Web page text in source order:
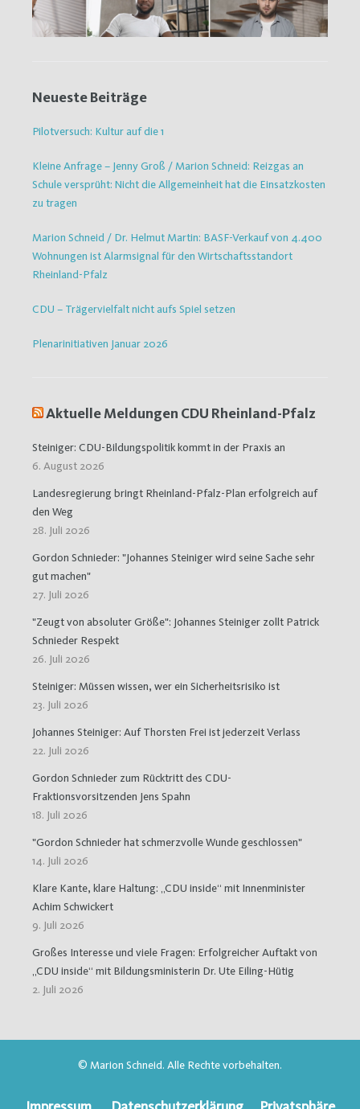
Neueste Beiträge
Pilotversuch: Kultur auf die 1
Kleine Anfrage – Jenny Groß / Marion Schneid: Reizgas an
Schule versprüht: Nicht die Allgemeinheit hat die Einsatzkosten
zu tragen
Marion Schneid / Dr. Helmut Martin: BASF-Verkauf von 4.400
Wohnungen ist Alarmsignal für den Wirtschaftsstandort
Rheinland-Pfalz
CDU – Trägervielfalt nicht aufs Spiel setzen
Plenarinitiativen Januar 2026
Aktuelle Meldungen CDU Rheinland-Pfalz
Steiniger: CDU-Bildungspolitik kommt in der Praxis an
6. August 2026
Landesregierung bringt Rheinland-Pfalz-Plan erfolgreich auf
den Weg
28. Juli 2026
Gordon Schnieder: "Johannes Steiniger wird seine Sache sehr
gut machen"
27. Juli 2026
"Zeugt von absoluter Größe": Johannes Steiniger zollt Patrick
Schnieder Respekt
26. Juli 2026
Steiniger: Müssen wissen, wer ein Sicherheitsrisiko ist
23. Juli 2026
Johannes Steiniger: Auf Thorsten Frei ist jederzeit Verlass
22. Juli 2026
Gordon Schnieder zum Rücktritt des CDU-
Fraktionsvorsitzenden Jens Spahn
18. Juli 2026
"Gordon Schnieder hat schmerzvolle Wunde geschlossen"
14. Juli 2026
Klare Kante, klare Haltung: „CDU inside“ mit Innenminister
Achim Schwickert
9. Juli 2026
Großes Interesse und viele Fragen: Erfolgreicher Auftakt von
„CDU inside“ mit Bildungsministerin Dr. Ute Eiling-Hütig
2. Juli 2026
© Marion Schneid. Alle Rechte vorbehalten.